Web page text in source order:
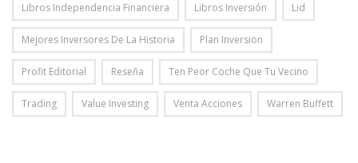
Libros Independencia Financiera Libros Inversión Lid
Mejores Inversores De La Historia Plan Inversion
Profit Editorial Reseña Ten Peor Coche Que Tu Vecino
Trading Value Investing Venta Acciones Warren Buffett